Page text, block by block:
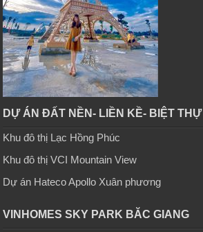
DỰ ÁN ĐẤT NỀN- LIỀN KỀ- BIỆT THỰ
Khu đô thị Lạc Hồng Phúc
Khu đô thị VCI Mountain View
Dự án Hateco Apollo Xuân phương
VINHOMES SKY PARK BĂC GIANG